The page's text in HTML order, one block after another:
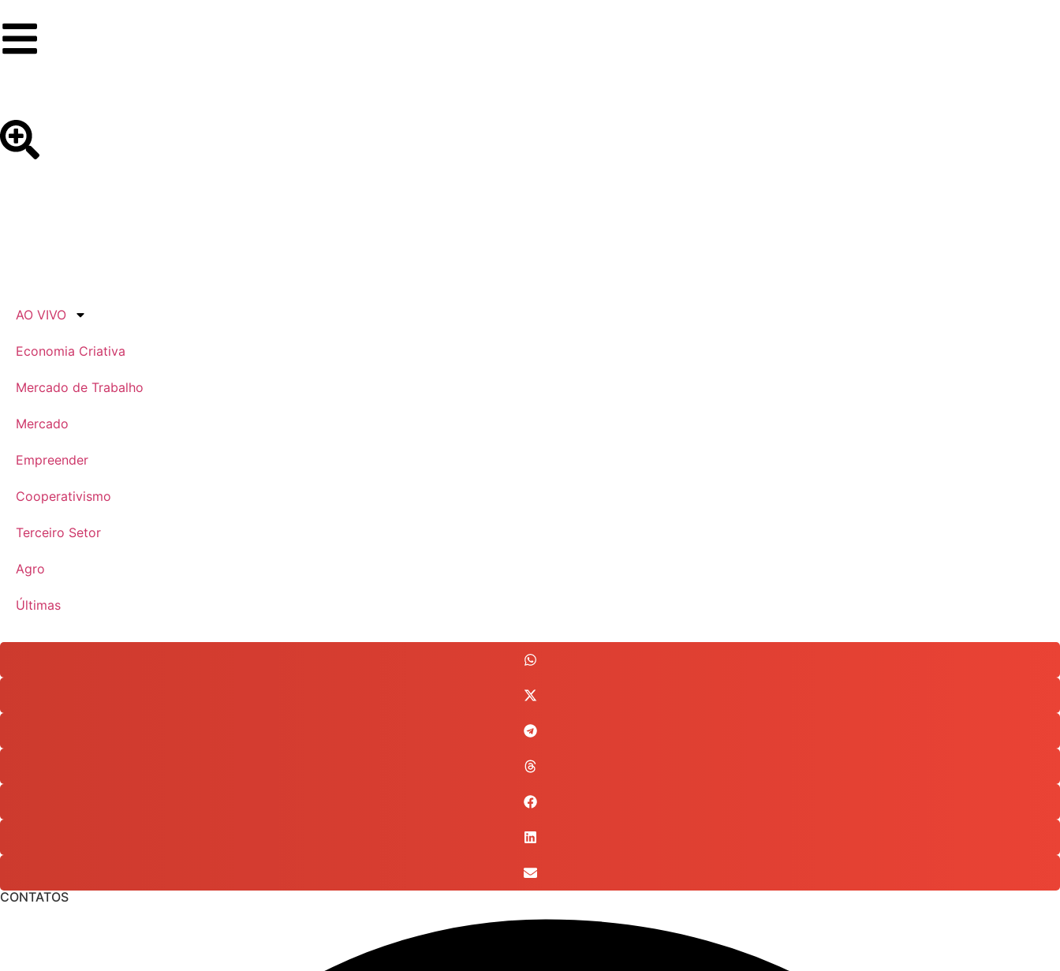
AO VIVO
Economia Criativa
Mercado de Trabalho
Mercado
Empreender
Cooperativismo
Terceiro Setor
Agro
Últimas
CONTATOS